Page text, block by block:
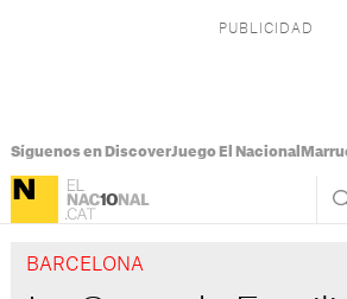
Síguenos en DiscoverJuego El Nacional
BARCELONA